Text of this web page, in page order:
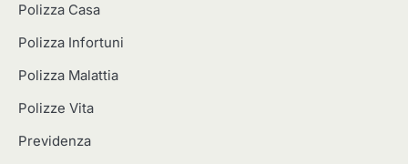
Polizza Casa
Polizza Infortuni
Polizza Malattia
Polizze Vita
Previdenza